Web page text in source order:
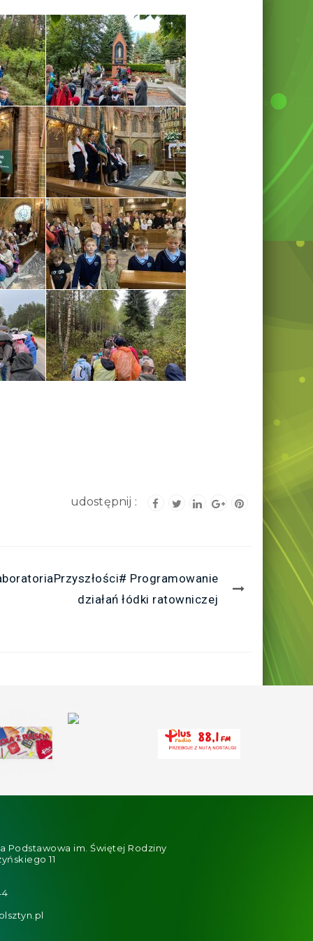
Programowanie
działań łódki ratowniczej
Podstawowa im. Świętej Rodziny
11